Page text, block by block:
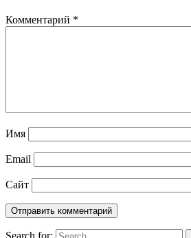
Комментарий *
Имя
Email
Сайт